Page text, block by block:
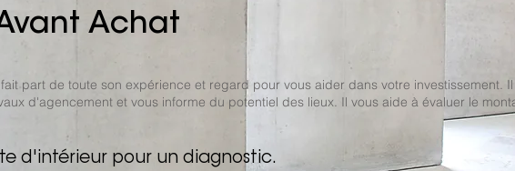
Achat
part de toute son expérience et regard pour vous aider dans votre investissement.
d'agencement et vous informe du potentiel des lieux. Il vous aide à évaluer le
d'intérieur pour un diagnostic.